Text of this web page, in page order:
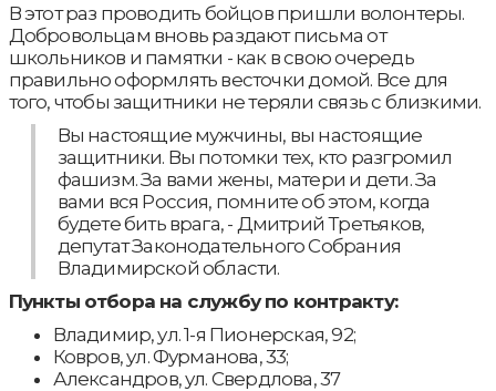
В этот раз проводить бойцов пришли волонтеры.
Добровольцам вновь раздают письма от
школьников и памятки - как в свою очередь
правильно оформлять весточки домой. Все для
того, чтобы защитники не теряли связь с близкими.
Вы настоящие мужчины, вы настоящие
защитники. Вы потомки тех, кто разгромил
фашизм. За вами жены, матери и дети. За
вами вся Россия, помните об этом, когда
будете бить врага, - Дмитрий Третьяков,
депутат Законодательного Собрания
Владимирской области.
Пункты отбора на службу по контракту:
Владимир, ул. 1-я Пионерская, 92;
Ковров, ул. Фурманова, 33;
Александров, ул. Свердлова, 37